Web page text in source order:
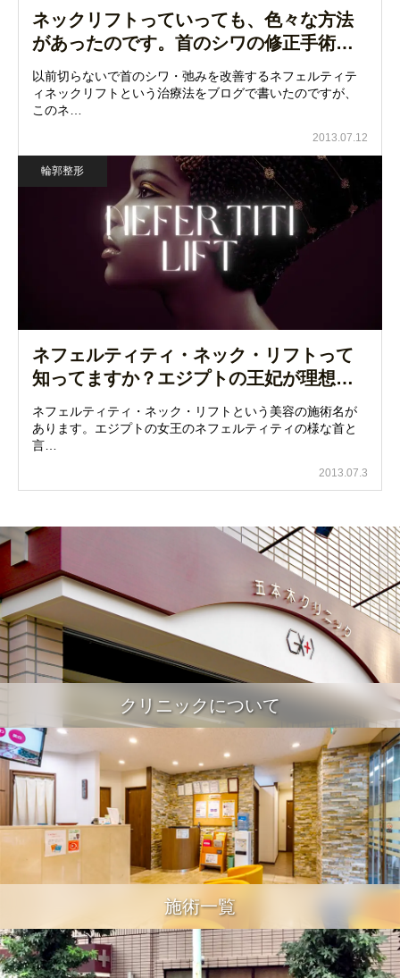
ネックリフトっていっても、色々な方法
があったのです。首のシワの修正手術…
以前切らないで首のシワ・弛みを改善するネフェルティテ
ィネックリフトという治療法をブログで書いたのですが、
このネ…
2013.07.12
輪郭整形
ネフェルティティ・ネック・リフトって
知ってますか？エジプトの王妃が理想…
ネフェルティティ・ネック・リフトという美容の施術名が
あります。エジプトの女王のネフェルティティの様な首と
言…
2013.07.3
クリニックについて
施術一覧